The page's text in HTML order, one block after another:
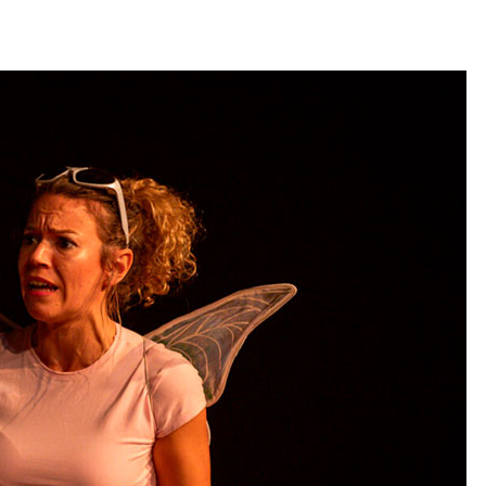
Ringo Starr-en lan berriak
2026/07/03